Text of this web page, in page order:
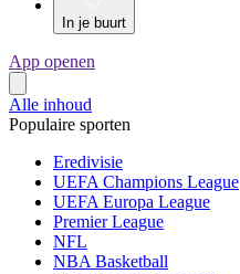
In je buurt
App openen
Alle inhoud
Populaire sporten
Eredivisie
UEFA Champions League
UEFA Europa League
Premier League
NFL
NBA Basketball